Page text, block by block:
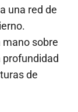
una red de
sobre
profundidad
de